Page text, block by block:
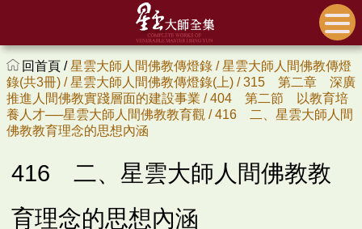
回首頁 /星雲大師人間佛教傳燈錄 /星雲大師人間佛教傳燈
錄(共3冊) /星雲大師人間佛教傳燈錄(上) /315 第二章 深廣
推進人間佛教實踐層面的建設事業 /404 第二節 以教育培
養人才──星雲大師人間佛教教育觀 /416 二、星雲大師人間
佛教教育理念的思想內涵
416 二、星雲大師人間佛教教
育理念的思想內涵